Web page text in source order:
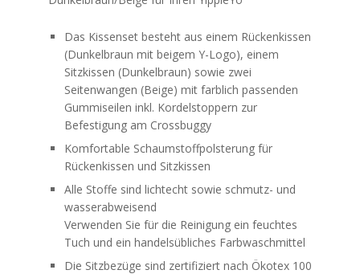
Das Kissenset besteht aus einem Rückenkissen
(Dunkelbraun mit beigem Y-Logo), einem
Sitzkissen (Dunkelbraun) sowie zwei
Seitenwangen (Beige) mit farblich passenden
Gummiseilen inkl. Kordelstoppern zur
Befestigung am Crossbuggy
Komfortable Schaumstoffpolsterung für
Rückenkissen und Sitzkissen
Alle Stoffe sind lichtecht sowie schmutz- und
wasserabweisend
Verwenden Sie für die Reinigung ein feuchtes
Tuch und ein handelsübliches Farbwaschmittel
Die Sitzbezüge sind zertifiziert nach Ökotex 100